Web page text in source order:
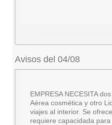
Avisos del 04/08
EMPRESA NECESITA
Aérea cosmética y otro
viajes al interior. Se
requiere capacidada